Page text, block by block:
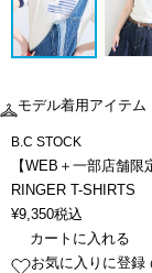
モデル着用アイテム
B.C STOCK
【WEB＋一部店舗
RINGER T-SHIRTS
¥9,350税込
カートに入れる
お気に入りに登録